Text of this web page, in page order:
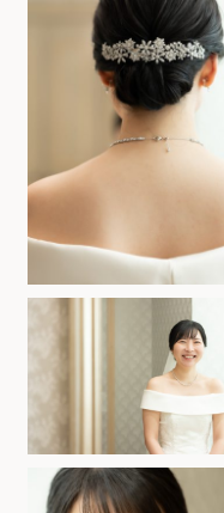
お気軽
お問
ホ
TEL.
営業時間 11:00〜
定休